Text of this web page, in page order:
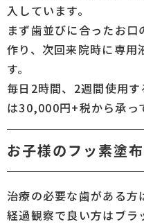
入しています。
まず歯並びに合ったお
作り、次回来院時に専用
す。
毎日2時間、2週間使用
は30,000円+税から承っ
お子様のフッ素塗
治療の必要な歯がある方
経過観察で良い方はブラ